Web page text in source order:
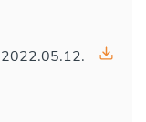
2022.05.12.